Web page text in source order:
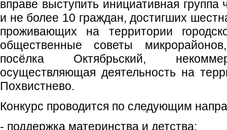
вправе выступить инициативная
и не более 10 граждан, достигших
проживающих на территории
общественные советы
посёлка Октябрьский,
осуществляющая деятельность на
Похвистнево.
Конкурс проводится по следующим
- поддержка материнства и детства;